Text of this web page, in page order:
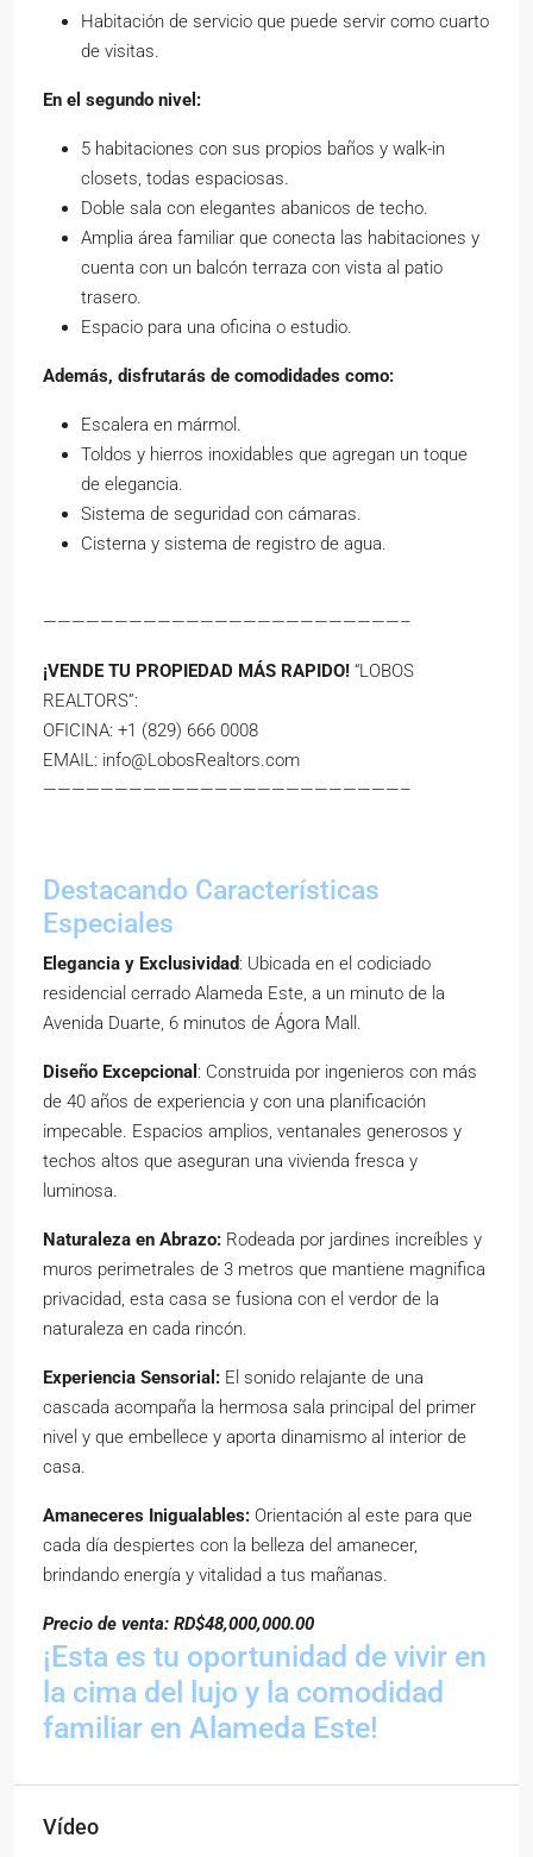
Habitación de servicio que puede servir como cuarto
de visitas.
En el segundo nivel:
5 habitaciones con sus propios baños y walk-in
closets, todas espaciosas.
Doble sala con elegantes abanicos de techo.
Amplia área familiar que conecta las habitaciones y
cuenta con un balcón terraza con vista al patio
trasero.
Espacio para una oficina o estudio.
Además, disfrutarás de comodidades como:
Escalera en mármol.
Toldos y hierros inoxidables que agregan un toque
de elegancia.
Sistema de seguridad con cámaras.
Cisterna y sistema de registro de agua.
—————————————————————————–
¡VENDE TU PROPIEDAD MÁS RAPIDO! “LOBOS
REALTORS”:
OFICINA: +1 (829) 666 0008
EMAIL: info@LobosRealtors.com
—————————————————————————–
Destacando Características
Especiales
Elegancia y Exclusividad: Ubicada en el codiciado
residencial cerrado Alameda Este, a un minuto de la
Avenida Duarte, 6 minutos de Ágora Mall.
Diseño Excepcional : Construida por ingenieros con más
de 40 años de experiencia y con una planificación
impecable. Espacios amplios, ventanales generosos y
techos altos que aseguran una vivienda fresca y
luminosa.
Naturaleza en Abrazo: Rodeada por jardines increíbles y
muros perimetrales de 3 metros que mantiene magnifica
privacidad, esta casa se fusiona con el verdor de la
naturaleza en cada rincón.
Experiencia Sensorial: El sonido relajante de una
cascada acompaña la hermosa sala principal del primer
nivel y que embellece y aporta dinamismo al interior de
casa.
Amaneceres Inigualables: Orientación al este para que
cada día despiertes con la belleza del amanecer,
brindando energía y vitalidad a tus mañanas.
Precio de venta: RD$48,000,000.00
¡Esta es tu oportunidad de vivir en
la cima del lujo y la comodidad
familiar en Alameda Este!
Vídeo